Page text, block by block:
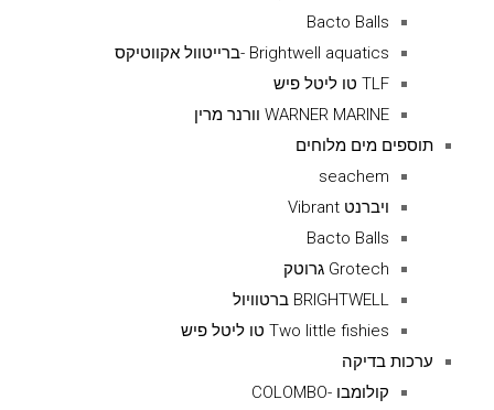
Bacto Balls
Brightwell aquatics -ברייטוול אקווטיקס
TLF טו ליטל פיש
WARNER MARINE וורנר מרין
תוספים מים מלוחים
seachem
ויברנט Vibrant
Bacto Balls
Grotech גרוטק
BRIGHTWELL ברטוויול
Two little fishies טו ליטל פיש
ערכות בדיקה
קולומבו -COLOMBO